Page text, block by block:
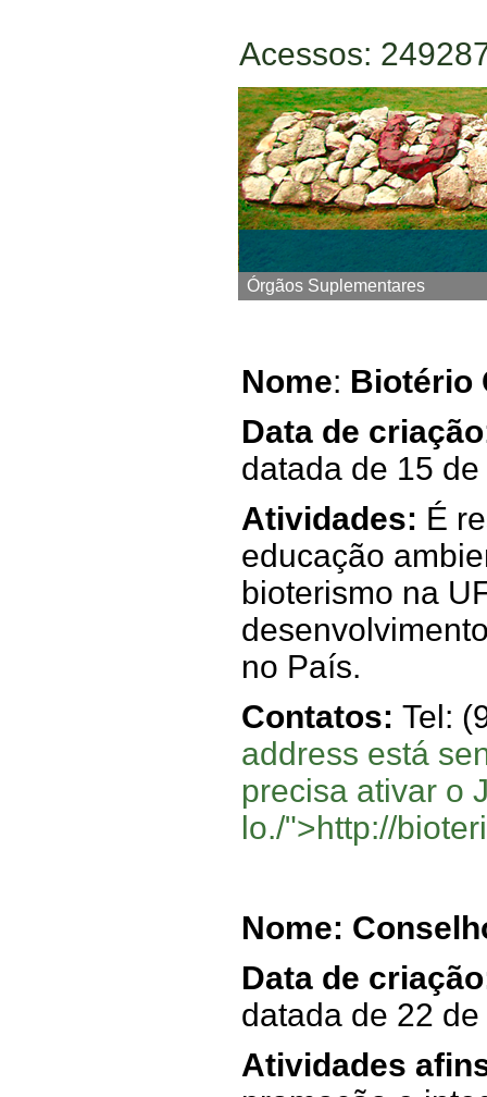
Acessos:
Órgãos Suplementares
Nome: Biotério
Data de criação
datada de 15
Atividades: É
educação
bioterismo na
no País.
Contatos: Tel:
address está
precisa ativar o
lo./">http://
Nome:
Data de
datada de 22
Atividades